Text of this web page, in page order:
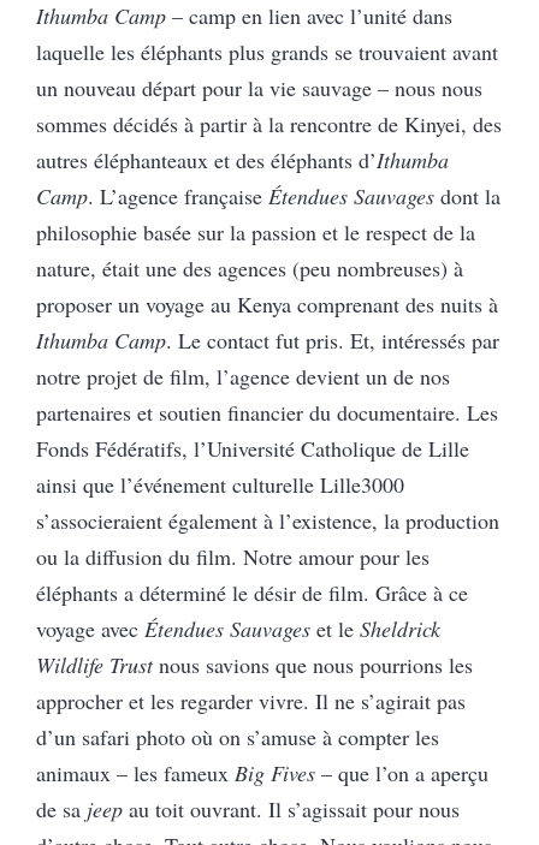
Ithumba Camp – camp en lien avec l’unité dans
laquelle les éléphants plus grands se trouvaient avant
un nouveau départ pour la vie sauvage – nous nous
sommes décidés à partir à la rencontre de Kinyei, des
autres éléphanteaux et des éléphants d’Ithumba
Camp. L’agence française Étendues Sauvages dont la
philosophie basée sur la passion et le respect de la
nature, était une des agences (peu nombreuses) à
proposer un voyage au Kenya comprenant des nuits à
Ithumba Camp. Le contact fut pris. Et, intéressés par
notre projet de film, l’agence devient un de nos
partenaires et soutien financier du documentaire. Les
Fonds Fédératifs, l’Université Catholique de Lille
ainsi que l’événement culturelle Lille3000
s’associeraient également à l’existence, la production
ou la diffusion du film. Notre amour pour les
éléphants a déterminé le désir de film. Grâce à ce
voyage avec Étendues Sauvages et le Sheldrick
Wildlife Trustnous savions que nous pourrions les
approcher et les regarder vivre. Il ne s’agirait pas
d’un safari photo où on s’amuse à compter les
animaux – les fameux Big Fives – que l’on a aperçu
de sa jeep au toit ouvrant. Il s’agissait pour nous